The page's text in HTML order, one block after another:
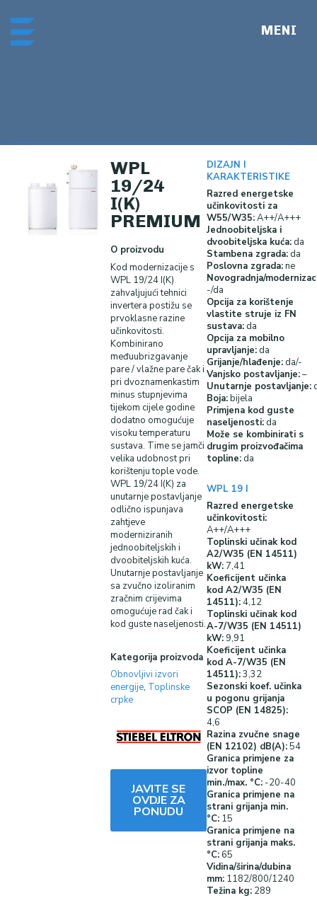
content
WPL
19/24
I(K)
PREMIUM
O proizvodu
Kod modernizacije s
WPL 19/24 I(K)
zahvaljujući tehnici
invertera postižu se
prvoklasne razine
učinkovitosti.
Kombinirano
međuubrizgavanje
pare / vlažne pare čak i
pri dvoznamenkastim
minus stupnjevima
tijekom cijele godine
dodatno omogućuje
visoku temperaturu
sustava. Time se jamči
velika udobnost pri
korištenju tople vode.
WPL 19/24 I(K) za
unutarnje postavljanje
odlično ispunjava
zahtjeve
moderniziranih
jednoobiteljskih i
dvoobiteljskih kuća.
Unutarnje postavljanje
sa zvučno izoliranim
zračnim crijevima
omogućuje rad čak i
kod guste naseljenosti.
Kategorija proizvoda
Obnovljivi izvori
energije, Toplinske
crpke
JAVITE SE
OVDJE ZA
PONUDU
DIZAJN I
KARAKTERISTIKE
Razred energetske
učinkovitosti za
W55/W35:A++/A+++
Jednoobiteljska i
dvoobiteljska kuća:da
Stambena zgrada:da
Poslovna zgrada:ne
Novogradnja/
-/da
Opcija za korištenje
vlastite struje iz FN
sustava:da
Opcija za mobilno
upravljanje:da
Grijanje/hlađenje:da/-
Vanjsko postavljanje:–
Unutarnje postavljanje:
Boja:bijela
Primjena kod guste
naseljenosti:da
Može se kombinirati s
drugim proizvođačima
topline:da
WPL 19 I
Razred energetske
učinkovitosti:
A++/A+++
Toplinski učinak kod
A2/W35 (EN 14511)
kW: 7,41
Koeficijent učinka
kod A2/W35 (EN
14511):4,12
Toplinski učinak kod
A-7/W35 (EN 14511)
kW: 9,91
Koeficijent učinka
kod A-7/W35 (EN
14511):3,32
Sezonski koef. učinka
u pogonu grijanja
SCOP (EN 14825):
4,6
Razina zvučne snage
(EN 12102) dB(A):54
Granica primjene za
izvor topline
min./max. °C: -20-40
Granica primjene na
strani grijanja min.
°C: 15
Granica primjene na
strani grijanja maks.
°C:65
Vidina/širina/dubina
mm: 1182/800/1240
Težina kg: 289